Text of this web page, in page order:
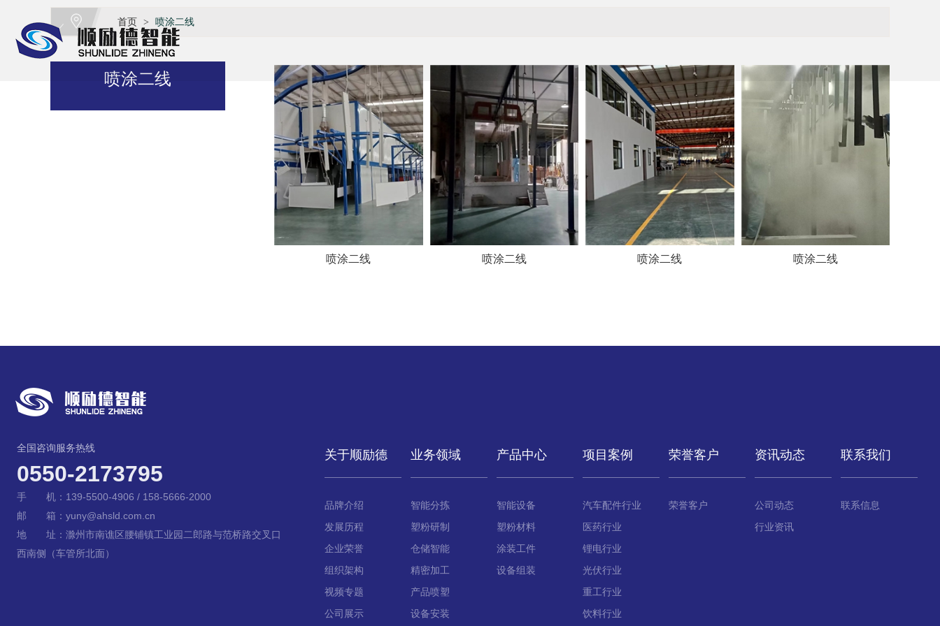
首页 > 喷涂二线
喷涂二线
喷涂二线 喷涂二线 喷涂二线 喷涂二线
关于顺励德
品牌介绍
发展历程
企业荣誉
组织架构
视频专题
公司展示
业务领域
智能分拣
塑粉研制
仓储智能
精密加工
产品喷塑
设备安装
产品中心
智能设备
塑粉材料
涂装工件
设备组装
项目案例
汽车配件行业
医药行业
锂电行业
光伏行业
重工行业
饮料行业
荣誉客户
荣誉客户
资讯动态
公司动态
行业资讯
联系我们
联系信息
全国咨询服务热线
0550-2173795
手 机：139-5500-4906 / 158-5666-2000
邮 箱：yuny@ahsld.com.cn
地 址：滁州市南谯区腰铺镇工业园二郎路与范桥路交叉口
西南侧（车管所北面）